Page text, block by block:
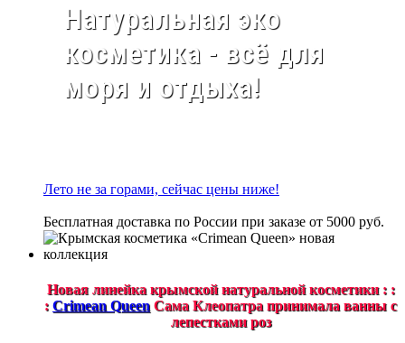
Натуральная эко
косметика - всё для
моря и отдыха!
Лето не за горами, сейчас цены ниже!
Бесплатная доставка по России при заказе от 5000 руб.
Новая линейка крымской натуральной косметики : :
: Crimean Queen Сама Клеопатра принимала ванны с
лепестками роз